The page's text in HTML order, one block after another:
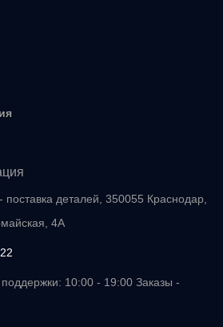
поставка деталей, 350055 Краснодар,
4А
10:00 - 19:00 Заказы -